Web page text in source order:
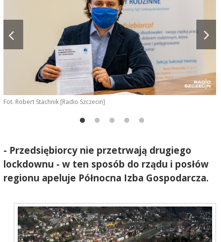
Fot. Robert Stachnik [Radio Szczecin]
- Przedsiębiorcy nie przetrwają drugiego
lockdownu - w ten sposób do rządu i posłów
regionu apeluje Północna Izba Gospodarcza.